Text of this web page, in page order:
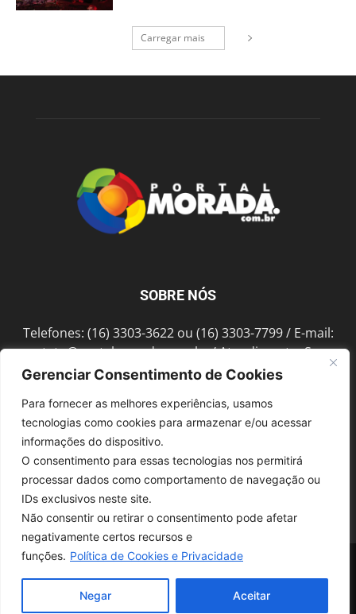
Gerenciar Consentimento de Cookies
Para fornecer as melhores experiências, usamos
tecnologias como cookies para armazenar e/ou acessar
informações do dispositivo.
O consentimento para essas tecnologias nos permitirá
processar dados como comportamento de navegação ou
IDs exclusivos neste site.
Não consentir ou retirar o consentimento pode afetar
negativamente certos recursos e
funções. Política de Cookies e Privacidade
Negar Aceitar
Carregar mais
SOBRE NÓS
Telefones: (16) 3303-3622 ou (16) 3303-7799 / E-mail:
contato@portalmorada.com.br/ Atendimento: Seg a
Sex das 8h às 18h / Endereço: Av. Bento de Abreu, 889
SIGA-NOS
© 1997-2022, GRUPO ROBERTO MONTORO É proibida a reprodução do
conteúdo em qualquer meio de comunicação, eletrônico ou impresso,
Desenvolvido pelaSoloWeb.com.br